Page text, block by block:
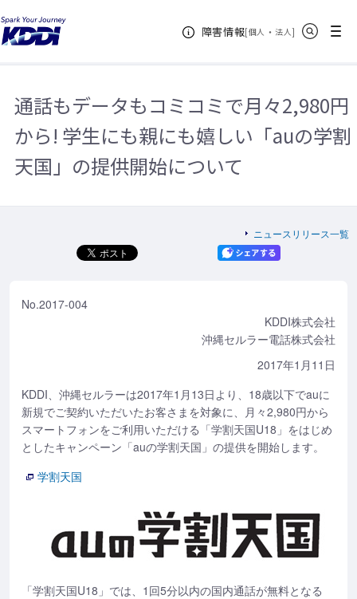
障害情報[個人 ・ 法人新規ウィンドウ
]
メニュー
KDDIホーム
もデータもコミコミで月々2,980円から! 学生にも親にも嬉しい「auの学割天
国」の提供開始について
通話もデータもコミコミで月々2,980円
から! 学生にも親にも嬉しい「auの学割
天国」の提供開始について
ニュースリリース一覧
No.2017-004
KDDI株式会社
沖縄セルラー電話株式会社
2017年1月11日
KDDI、沖縄セルラーは2017年1月13日より、18歳以下でauに
新規でご契約いただいたお客さまを対象に、月々2,980円から
スマートフォンをご利用いただける「学割天国U18」をはじめ
としたキャンペーン「auの学割天国」の提供を開始します。
学割天国
「学割天国U18」では、1回5分以内の国内通話が無料となる